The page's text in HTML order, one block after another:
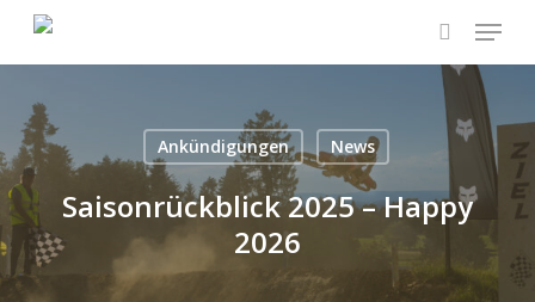
content
Menu
Ankündigungen News
Saisonrückblick 2025 – Happy
2026
Menü